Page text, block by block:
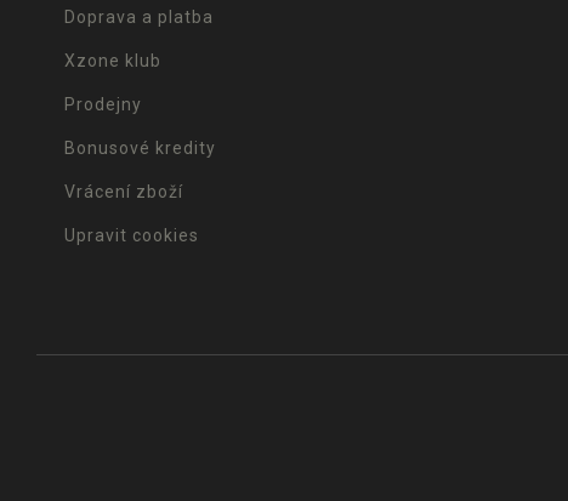
Doprava a platba
Xzone klub
Prodejny
Bonusové kredity
Vrácení zboží
Upravit cookies